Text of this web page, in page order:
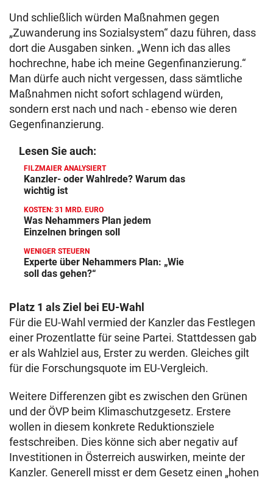
Und schließlich würden Maßnahmen gegen
„Zuwanderung ins Sozialsystem“ dazu führen, dass
dort die Ausgaben sinken. „Wenn ich das alles
hochrechne, habe ich meine Gegenfinanzierung.“
Man dürfe auch nicht vergessen, dass sämtliche
Maßnahmen nicht sofort schlagend würden,
sondern erst nach und nach - ebenso wie deren
Gegenfinanzierung.
Lesen Sie auch:
FILZMAIER ANALYSIERT
Kanzler- oder Wahlrede? Warum das
wichtig ist
KOSTEN: 31 MRD. EURO
Was Nehammers Plan jedem
Einzelnen bringen soll
WENIGER STEUERN
Experte über Nehammers Plan: „Wie
soll das gehen?“
Platz 1 als Ziel bei EU-Wahl
Für die EU-Wahl vermied der Kanzler das Festlegen
einer Prozentlatte für seine Partei. Stattdessen gab
er als Wahlziel aus, Erster zu werden. Gleiches gilt
für die Forschungsquote im EU-Vergleich.
Weitere Differenzen gibt es zwischen den Grünen
und der ÖVP beim Klimaschutzgesetz. Erstere
wollen in diesem konkrete Reduktionsziele
festschreiben. Dies könne sich aber negativ auf
Investitionen in Österreich auswirken, meinte der
Kanzler. Generell misst er dem Gesetz einen „hohen